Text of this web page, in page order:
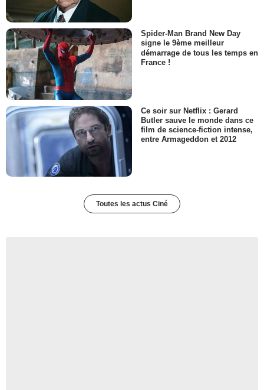
Spider-Man Brand New Day
signe le 9ème meilleur
démarrage de tous les temps en
France !
Ce soir sur Netflix : Gerard
Butler sauve le monde dans ce
film de science-fiction intense,
entre Armageddon et 2012
Toutes les actus Ciné